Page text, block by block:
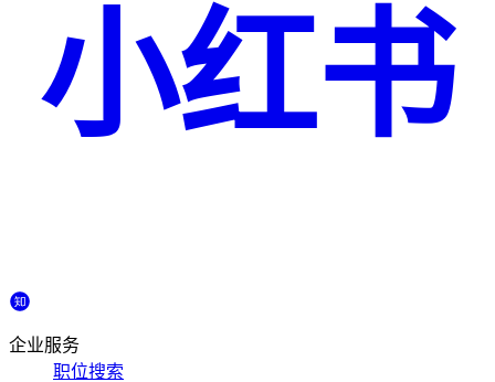
小红书
企业服务
职位搜索